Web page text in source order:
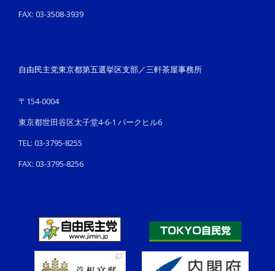
FAX: 03-3508-3939
自由民主党東京都第五選挙区支部／三軒茶屋事務所
〒154-0004
東京都世田谷区太子堂4-6-1 パークヒル6
TEL: 03-3795-8255
FAX: 03-3795-8256